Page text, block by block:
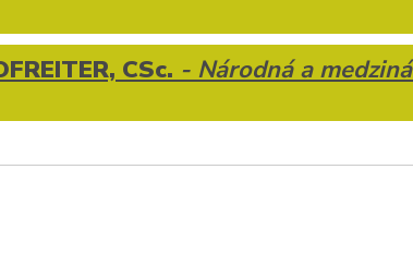
CSc. - Národná a